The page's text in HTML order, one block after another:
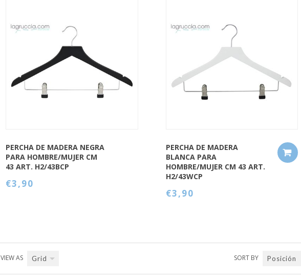
PERCHA DE MADERA NEGRA
PARA HOMBRE/MUJER CM
43 ART. H2/43BCP
€3,90
PERCHA DE MADERA
BLANCA PARA
HOMBRE/MUJER CM 43 ART.
H2/43WCP
€3,90
VIEW AS Grid SORT BY Posición